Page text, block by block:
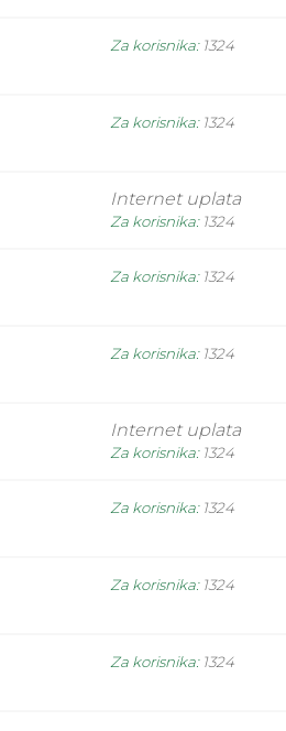
Za korisnika: 1324
Za korisnika: 1324
Internet uplata
Za korisnika: 1324
Za korisnika: 1324
Za korisnika: 1324
Internet uplata
Za korisnika: 1324
Za korisnika: 1324
Za korisnika: 1324
Za korisnika: 1324